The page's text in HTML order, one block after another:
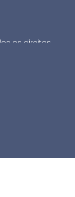
os direitos